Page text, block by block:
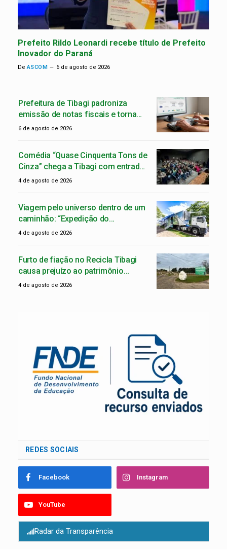
Prefeito Rildo Leonardi recebe título de Prefeito
Inovador do Paraná
De ASCOM 6 de agosto de 2026
Prefeitura de Tibagi padroniza
emissão de notas fiscais e torna
NFS-e Nacional obrigatória a partir
6 de agosto de 2026
Comédia “Quase Cinquenta Tons de
Cinza” chega a Tibagi com entrada
solidária
4 de agosto de 2026
Viagem pelo universo dentro de um
caminhão: “Expedição do
Conhecimento” chega a Tibagi
4 de agosto de 2026
Furto de fiação no Recicla Tibagi
causa prejuízo ao patrimônio
público
4 de agosto de 2026
REDES SOCIAIS
Facebook Instagram
YouTube
Radar da Transparência